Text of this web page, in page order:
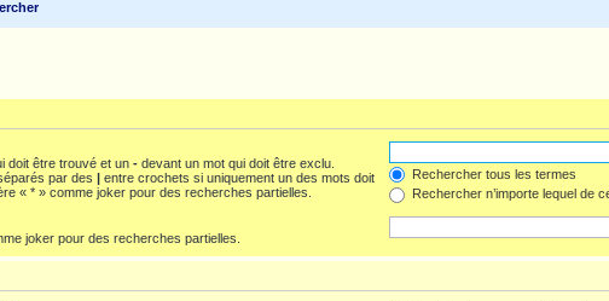
doit être trouvé et un - devant un mot qui doit être exclu.
par des | entre crochets si uniquement un des mots doit
« * » comme joker pour des recherches partielles.
Rechercher tous les termes
Rechercher n’importe lequel de
joker pour des recherches partielles.